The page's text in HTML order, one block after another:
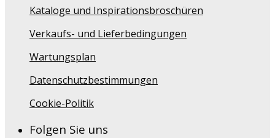
Kataloge und Inspirationsbroschüren
Verkaufs- und Lieferbedingungen
Wartungsplan
Datenschutzbestimmungen
Cookie-Politik
Folgen Sie uns